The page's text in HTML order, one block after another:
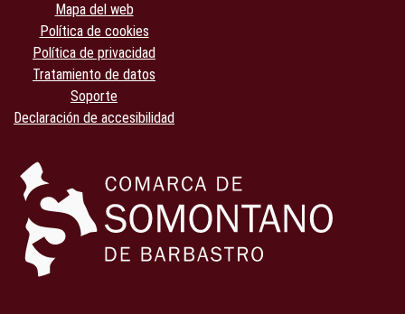
Mapa del web
Política de cookies
Política de privacidad
Tratamiento de datos
Soporte
Declaración de accesibilidad